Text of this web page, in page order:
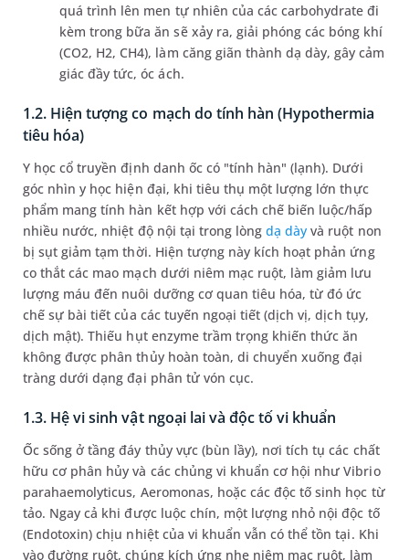
quá trình lên men tự nhiên của các carbohydrate đi
kèm trong bữa ăn sẽ xảy ra, giải phóng các bóng khí
(CO2, H2, CH4), làm căng giãn thành dạ dày, gây cảm
giác đầy tức, óc ách.
1.2. Hiện tượng co mạch do tính hàn (Hypothermia
tiêu hóa)
Y học cổ truyền định danh ốc có "tính hàn" (lạnh). Dưới
góc nhìn y học hiện đại, khi tiêu thụ một lượng lớn thực
phẩm mang tính hàn kết hợp với cách chế biến luộc/hấp
nhiều nước, nhiệt độ nội tại trong lòngdạ dày và ruột non
bị sụt giảm tạm thời. Hiện tượng này kích hoạt phản ứng
co thắt các mao mạch dưới niêm mạc ruột, làm giảm lưu
lượng máu đến nuôi dưỡng cơ quan tiêu hóa, từ đó ức
chế sự bài tiết của các tuyến ngoại tiết (dịch vị, dịch tụy,
dịch mật). Thiếu hụt enzyme trầm trọng khiến thức ăn
không được phân thủy hoàn toàn, di chuyển xuống đại
tràng dưới dạng đại phân tử vón cục.
1.3. Hệ vi sinh vật ngoại lai và độc tố vi khuẩn
Ốc sống ở tầng đáy thủy vực (bùn lầy), nơi tích tụ các chất
hữu cơ phân hủy và các chủng vi khuẩn cơ hội như Vibrio
parahaemolyticus, Aeromonas, hoặc các độc tố sinh học từ
tảo. Ngay cả khi được luộc chín, một lượng nhỏ nội độc tố
(Endotoxin) chịu nhiệt của vi khuẩn vẫn có thể tồn tại. Khi
vào đường ruột, chúng kích ứng nhẹ niêm mạc ruột, làm